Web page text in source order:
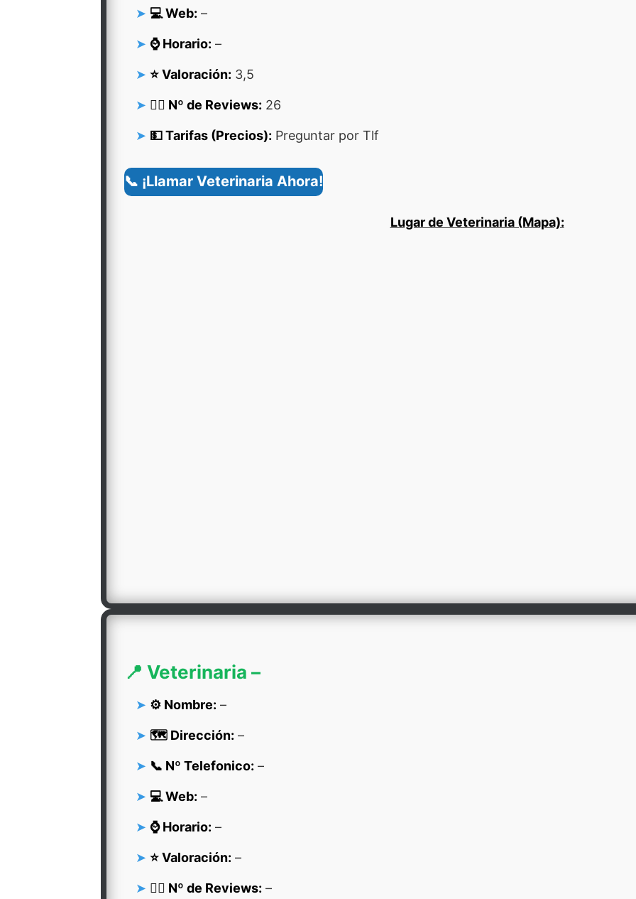
💻 Web: –
⌚ Horario: –
⭐ Valoración: 3,5
👍🏻 Nº de Reviews: 26
💵 Tarifas (Precios): Preguntar por Tlf
📞 ¡Llamar Veterinaria Ahora!
Lugar de Veterinaria (Mapa):
📍 Veterinaria –
⚙️ Nombre: –
🗺️ Dirección: –
📞 Nº Telefonico: –
💻 Web: –
⌚ Horario: –
⭐ Valoración: –
👍🏻 Nº de Reviews: –